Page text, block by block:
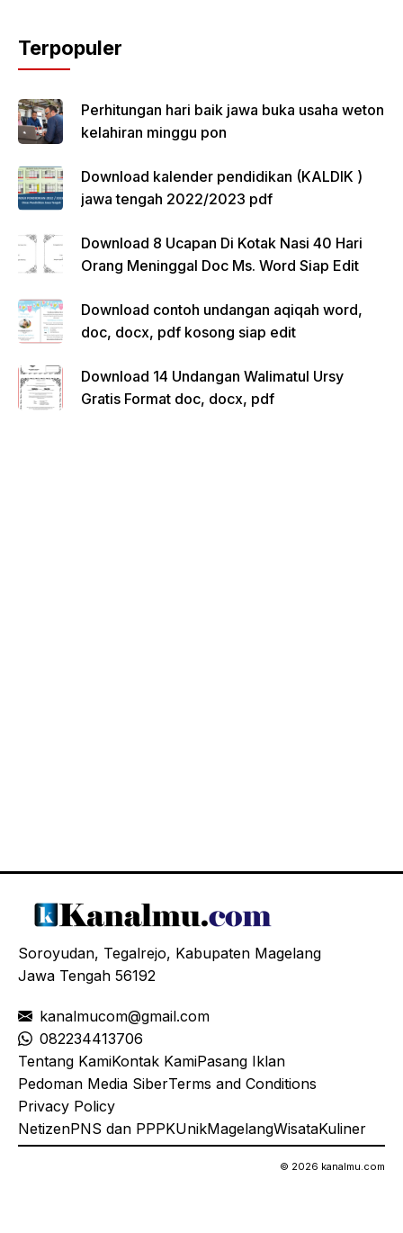
Terpopuler
Perhitungan hari baik jawa buka usaha weton
kelahiran minggu pon
Download kalender pendidikan (KALDIK )
jawa tengah 2022/2023 pdf
Download 8 Ucapan Di Kotak Nasi 40 Hari
Orang Meninggal Doc Ms. Word Siap Edit
Download contoh undangan aqiqah word,
doc, docx, pdf kosong siap edit
Download 14 Undangan Walimatul Ursy
Gratis Format doc, docx, pdf
Soroyudan, Tegalrejo, Kabupaten Magelang
Jawa Tengah 56192
kanalmucom@gmail.com
082234413706
Tentang KamiKontak KamiPasang Iklan
Pedoman Media SiberTerms and Conditions
Privacy Policy
NetizenPNS dan PPPKUnikMagelangWisataKuliner
© 2026 kanalmu.com